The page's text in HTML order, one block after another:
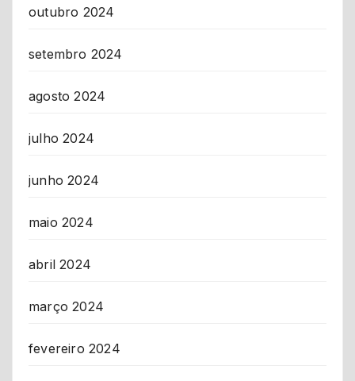
outubro 2024
setembro 2024
agosto 2024
julho 2024
junho 2024
maio 2024
abril 2024
março 2024
fevereiro 2024